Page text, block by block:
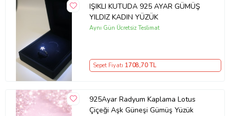
IŞIKLI KUTUDA 925 AYAR GÜMÜŞ
YILDIZ KADIN YÜZÜK
Aynı Gün Ücretsiz Teslimat
Sepet Fiyatı 1708,70 TL
925Ayar Radyum Kaplama Lotus
Çiçeği Aşk Güneşi Gümüş Yüzük